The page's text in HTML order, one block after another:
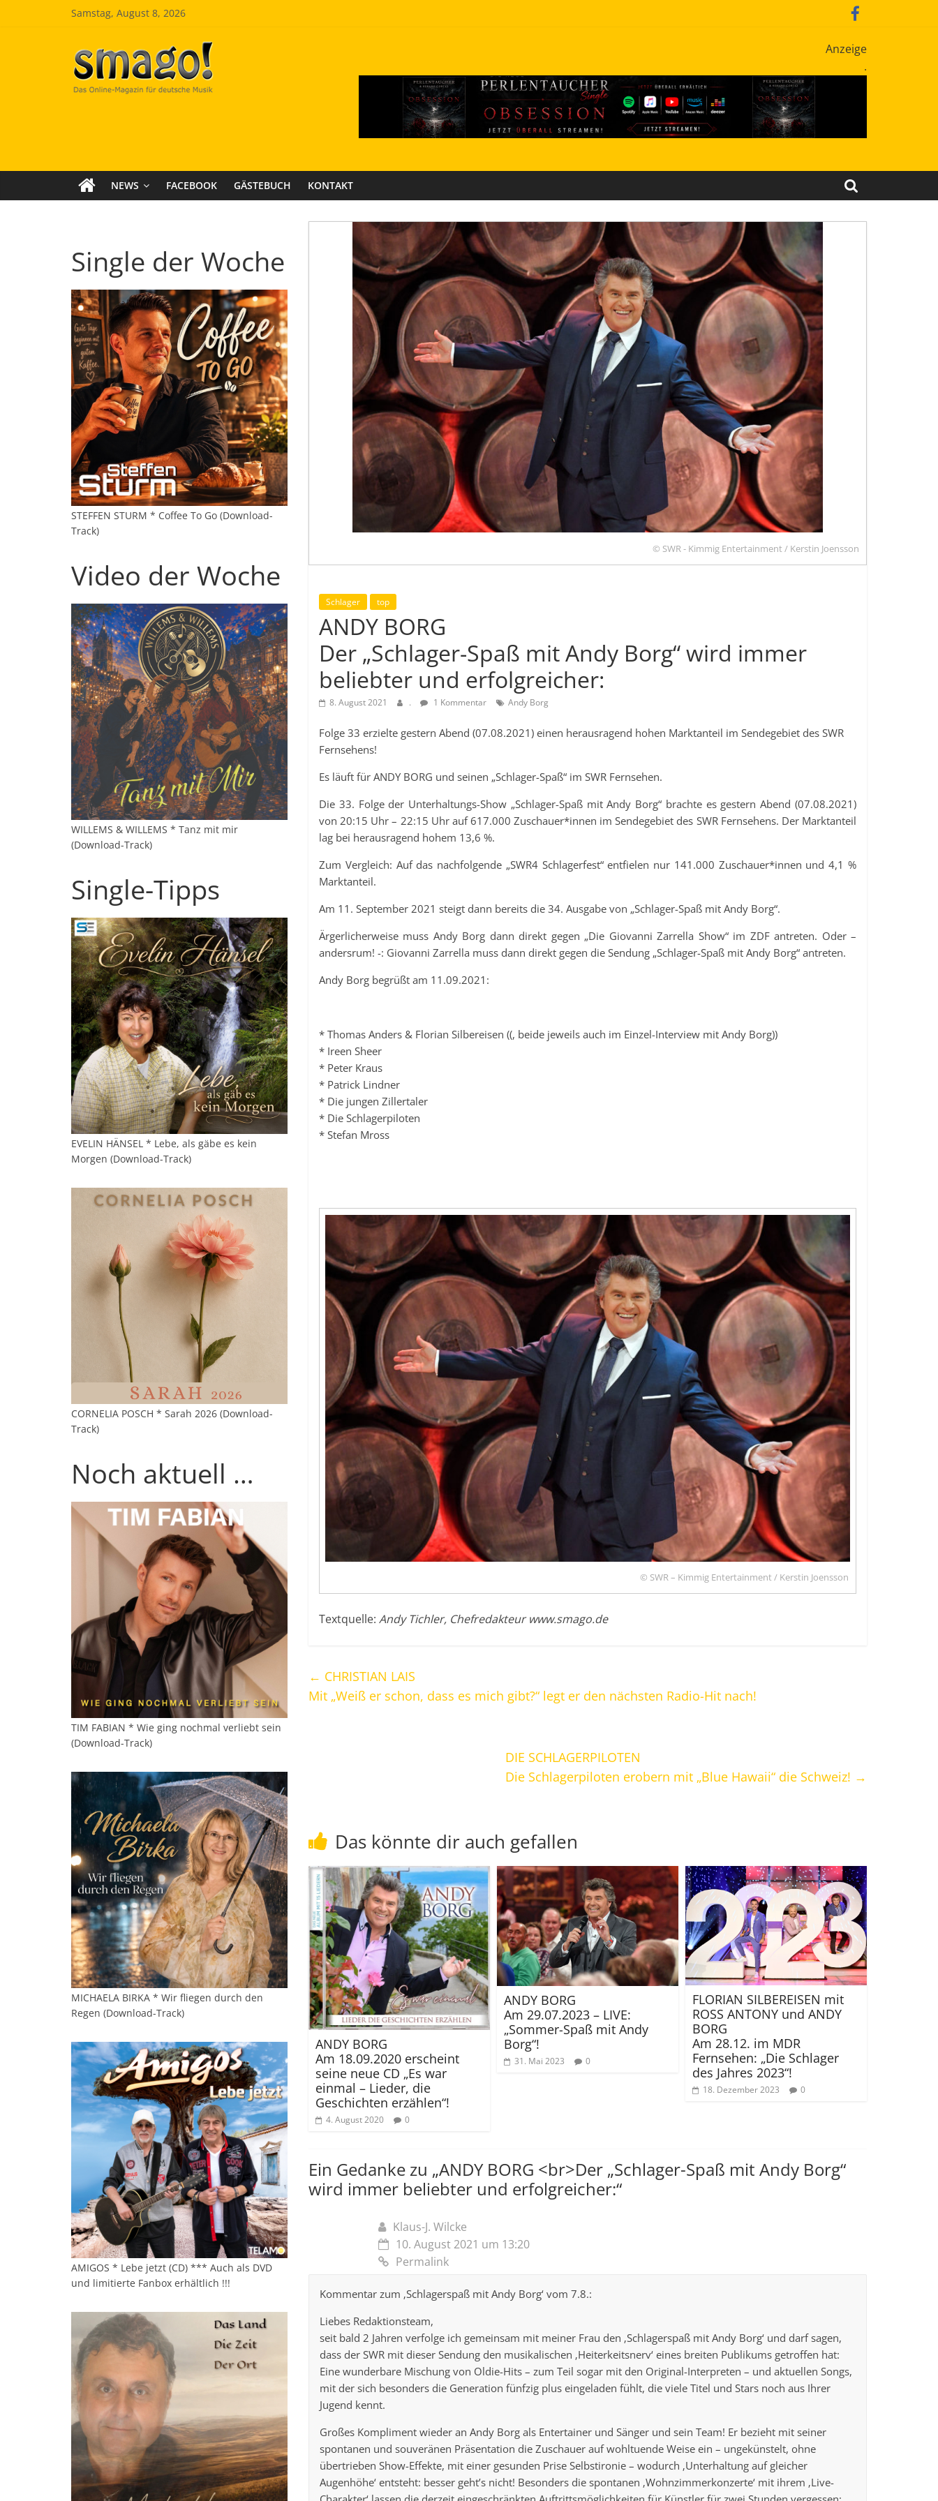
Samstag, August 8, 2026
Smago
SchlagerMAGazinOnline
Anzeige
.
NEWS FACEBOOK GÄSTEBUCH KONTAKT
© SWR - Kimmig Entertainment / Kerstin Joensson
Schlager top
ANDY BORG
Der „Schlager-Spaß mit Andy Borg“ wird immer
beliebter und erfolgreicher:
8. August 2021 . 1 Kommentar Andy Borg
Folge 33 erzielte gestern Abend (07.08.2021) einen herausragend hohen Marktanteil im Sendegebiet des SWR
Fernsehens!
Es läuft für ANDY BORG und seinen „Schlager-Spaß“ im SWR Fernsehen.
Die 33. Folge der Unterhaltungs-Show „Schlager-Spaß mit Andy Borg“ brachte es gestern Abend (07.08.2021)
von 20:15 Uhr – 22:15 Uhr auf 617.000 Zuschauer*innen im Sendegebiet des SWR Fernsehens. Der Marktanteil
lag bei herausragend hohem 13,6 %.
Zum Vergleich: Auf das nachfolgende „SWR4 Schlagerfest“ entfielen nur 141.000 Zuschauer*innen und 4,1 %
Marktanteil.
Am 11. September 2021 steigt dann bereits die 34. Ausgabe von „Schlager-Spaß mit Andy Borg“.
Ärgerlicherweise muss Andy Borg dann direkt gegen „Die Giovanni Zarrella Show“ im ZDF antreten. Oder –
andersrum! -: Giovanni Zarrella muss dann direkt gegen die Sendung „Schlager-Spaß mit Andy Borg“ antreten.
Andy Borg begrüßt am 11.09.2021:
* Thomas Anders & Florian Silbereisen ((, beide jeweils auch im Einzel-Interview mit Andy Borg))
* Ireen Sheer
* Peter Kraus
* Patrick Lindner
* Die jungen Zillertaler
* Die Schlagerpiloten
* Stefan Mross
© SWR – Kimmig Entertainment / Kerstin Joensson
Textquelle: Andy Tichler, Chefredakteur www.smago.de
← CHRISTIAN LAIS
Mit „Weiß er schon, dass es mich gibt?“ legt er den nächsten Radio-Hit nach!
DIE SCHLAGERPILOTEN
Die Schlagerpiloten erobern mit „Blue Hawaii“ die Schweiz! →
Das könnte dir auch gefallen
ANDY BORG
Am 18.09.2020 erscheint
seine neue CD „Es war
einmal – Lieder, die
Geschichten erzählen“!
4. August 2020 0
ANDY BORG
Am 29.07.2023 – LIVE:
„Sommer-Spaß mit Andy
Borg“!
31. Mai 2023 0
FLORIAN SILBEREISEN mit
ROSS ANTONY und ANDY
BORG
Am 28.12. im MDR
Fernsehen: „Die Schlager
des Jahres 2023“!
18. Dezember 2023 0
Ein Gedanke zu „ANDY BORG <br>Der „Schlager-Spaß mit Andy Borg“
wird immer beliebter und erfolgreicher:“
Klaus-J. Wilcke
10. August 2021 um 13:20
Permalink
Kommentar zum ‚Schlagerspaß mit Andy Borg‘ vom 7.8.:
Liebes Redaktionsteam,
seit bald 2 Jahren verfolge ich gemeinsam mit meiner Frau den ‚Schlagerspaß mit Andy Borg‘ und darf sagen,
dass der SWR mit dieser Sendung den musikalischen ‚Heiterkeitsnerv‘ eines breiten Publikums getroffen hat:
Eine wunderbare Mischung von Oldie-Hits – zum Teil sogar mit den Original-Interpreten – und aktuellen Songs,
mit der sich besonders die Generation fünfzig plus eingeladen fühlt, die viele Titel und Stars noch aus Ihrer
Jugend kennt.
Großes Kompliment wieder an Andy Borg als Entertainer und Sänger und sein Team! Er bezieht mit seiner
spontanen und souveränen Präsentation die Zuschauer auf wohltuende Weise ein – ungekünstelt, ohne
übertrieben Show-Effekte, mit einer gesunden Prise Selbstironie – wodurch ‚Unterhaltung auf gleicher
Augenhöhe‘ entsteht: besser geht’s nicht! Besonders die spontanen ‚Wohnzimmerkonzerte‘ mit ihrem ‚Live-
Single der Woche
STEFFEN STURM * Coffee To Go (Download-
Track)
Video der Woche
WILLEMS & WILLEMS * Tanz mit mir
(Download-Track)
Single-Tipps
EVELIN HÄNSEL * Lebe, als gäbe es kein
Morgen (Download-Track)
CORNELIA POSCH * Sarah 2026 (Download-
Track)
Noch aktuell …
TIM FABIAN * Wie ging nochmal verliebt sein
(Download-Track)
MICHAELA BIRKA * Wir fliegen durch den
Regen (Download-Track)
AMIGOS * Lebe jetzt (CD) *** Auch als DVD
und limitierte Fanbox erhältlich !!!